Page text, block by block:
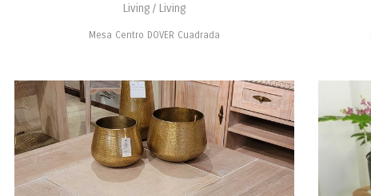
Living / Living
Mesa Centro DOVER Cuadrada